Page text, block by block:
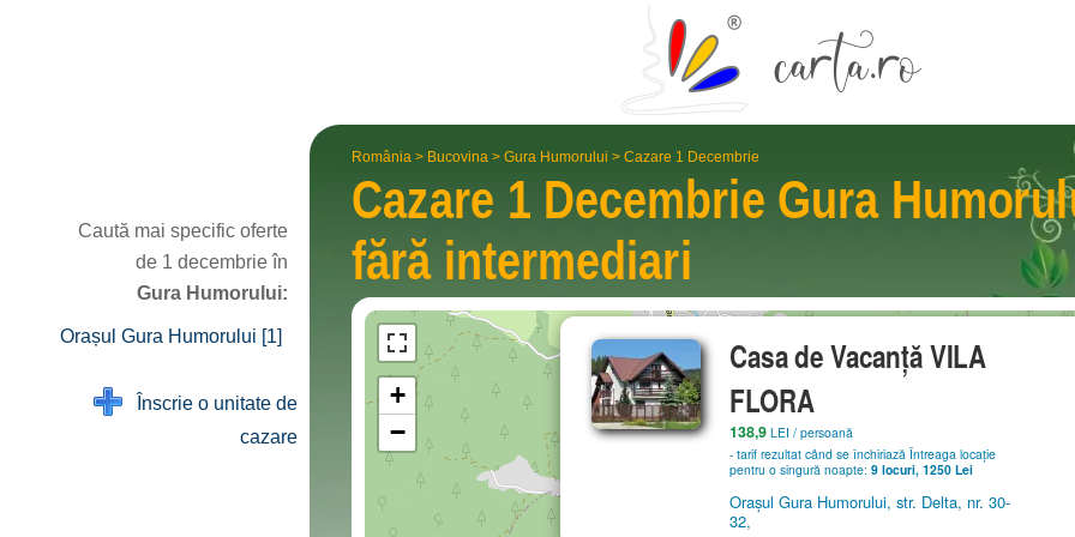
România > Bucovina > Gura Humorului > Cazare 1 Decembrie
Cazare 1 Decembrie Gura
fără interme­diari
Casa de Vacanță VILA
FLORA
138,9 LEI / persoană
- tarif rezultat când se închiriază Întreaga locație
pentru o singură noapte: 9 locuri, 1250 Lei
Orașul Gura Humorului, str. Delta, nr. 30-
32,
+
−
Caută mai specific oferte
de 1 decembrie în
Gura Humorului:
Orașul Gura Humorului [1]
Înscrie o unitate de
cazare